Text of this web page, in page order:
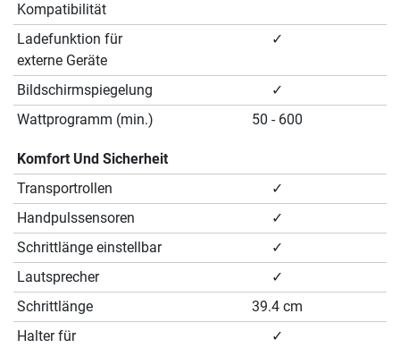
Kompatibilität
Ladefunktion für
externe Geräte
✓
Bildschirmspiegelung
✓
Wattprogramm (min.)
50 - 600
Komfort Und Sicherheit
Transportrollen
✓
Handpulssensoren
✓
Schrittlänge einstellbar
✓
Lautsprecher
✓
Schrittlänge
39.4 cm
Halter für
✓